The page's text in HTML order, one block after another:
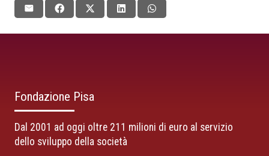
Fondazione Pisa
Dal 2001 ad oggi oltre 211 milioni di euro al servizio
dello sviluppo della società